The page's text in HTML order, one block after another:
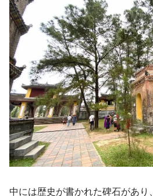
中には歴史が書かれた碑石があり